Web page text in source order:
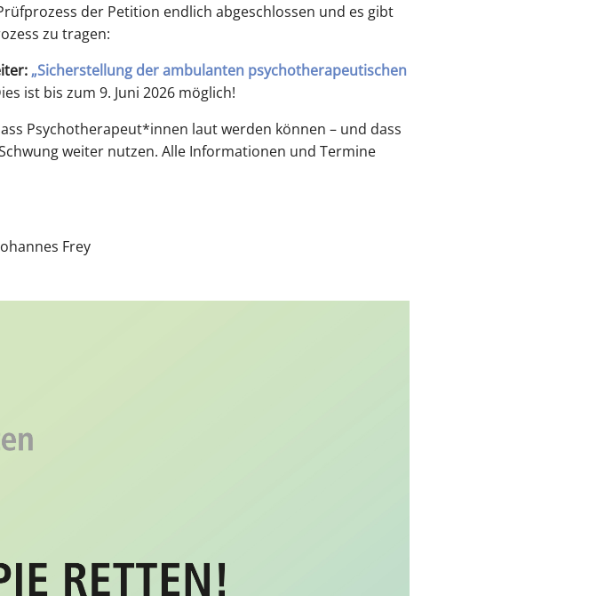
der Petition endlich abgeschlossen und es gibt
zu tragen:
„Sicherstellung der ambulanten psychotherapeutischen
ist bis zum 9. Juni 2026 möglich!
Psychotherapeut*innen laut werden können – und dass
weiter nutzen. Alle Informationen und Termine
Frey